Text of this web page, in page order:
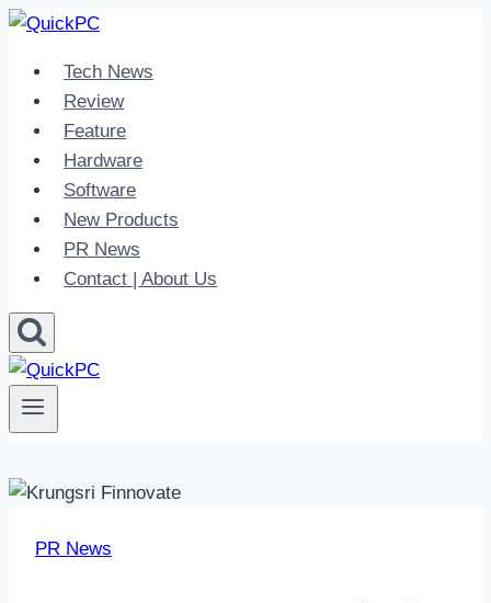
Skip
contentTech News
Review
Feature
Hardware
Software
New Products
PR News
Contact | About Us
PR News